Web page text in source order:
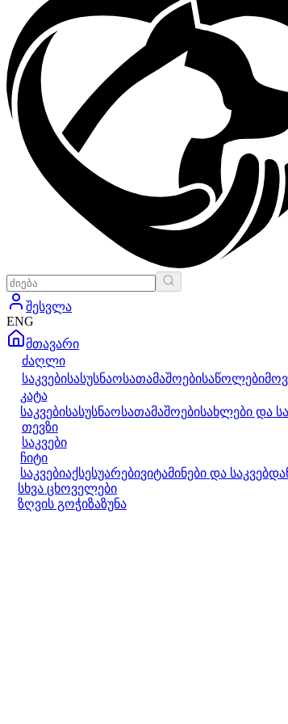
შესვლა
ENG
მთავარი
ძაღლი
საკვებისასუსნაოსათამაშოებისაწოლები
კატა
საკვებისასუსნაოსათამაშოებისახლები და
თევზი
საკვები
ჩიტი
საკვებიაქსესუარებივიტამინები და
სხვა ცხოველები
ზღვის გოჭიზაზუნა